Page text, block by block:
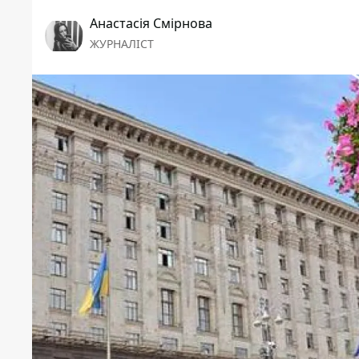
Анастасія Смірнова
ЖУРНАЛІСТ